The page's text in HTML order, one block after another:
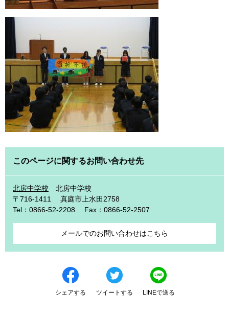
このページに関するお問い合わせ先
北房中学校
北房中学校
〒716-1411
真庭市上水田2758
Tel：0866-52-2208
Fax：0866-52-2507
メールでのお問い合わせはこちら
シェアする ツイートする LINEで送る